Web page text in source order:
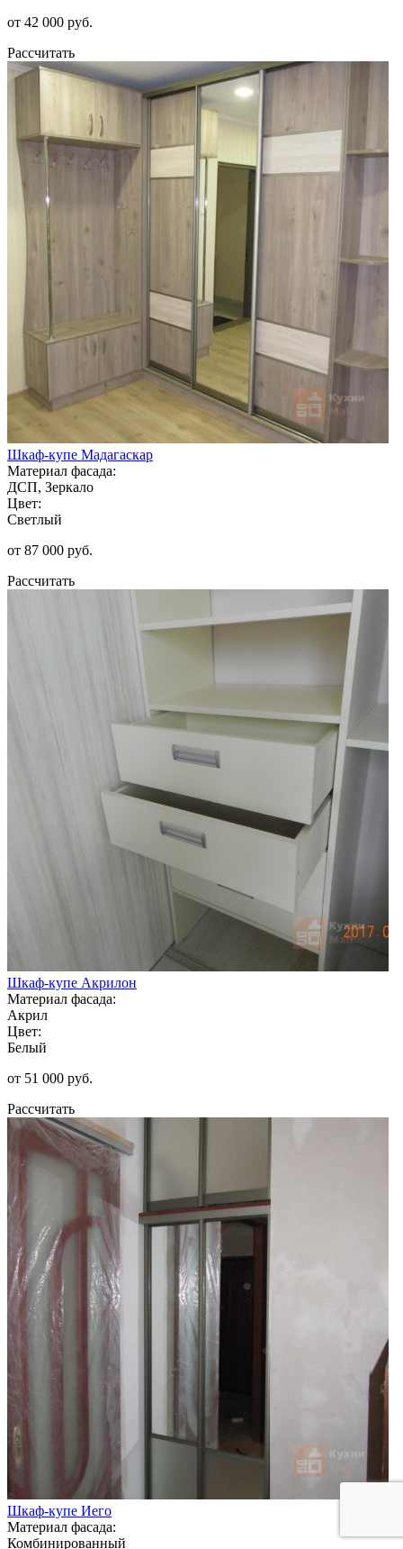
от 42 000 руб.
Рассчитать
Шкаф-купе Мадагаскар
Материал фасада:
ДСП, Зеркало
Цвет:
Светлый
от 87 000 руб.
Рассчитать
Шкаф-купе Акрилон
Материал фасада:
Акрил
Цвет:
Белый
от 51 000 руб.
Рассчитать
Шкаф-купе Иего
Материал фасада:
Комбинированный